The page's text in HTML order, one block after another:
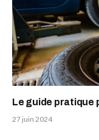
Le guide pratique
27 juin 2024